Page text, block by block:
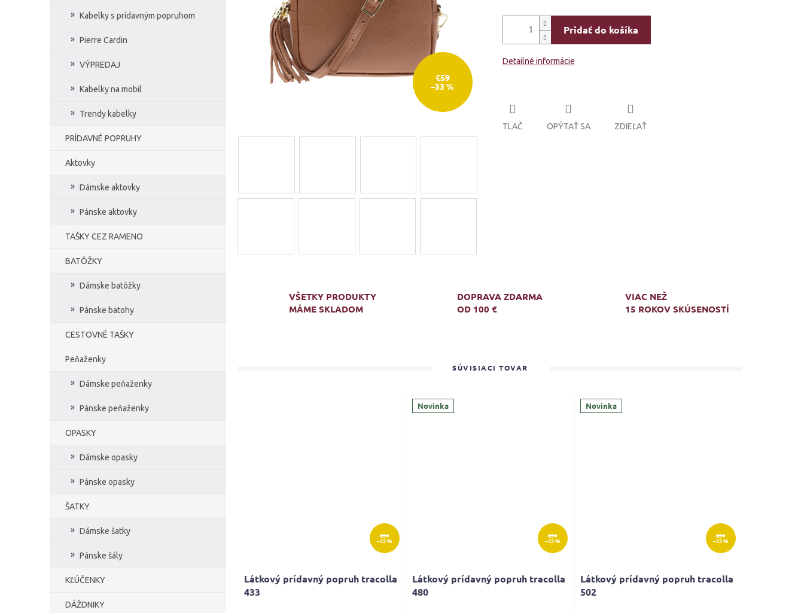
Kabelky s prídavným popruhom
Pierre Cardin
VÝPREDAJ
Kabelky na mobil
Trendy kabelky
PRÍDAVNÉ POPRUHY
Aktovky
Dámske aktovky
Pánske aktovky
TAŠKY CEZ RAMENO
BATÔŽKY
Dámske batôžky
Pánske batohy
CESTOVNÉ TAŠKY
Peňaženky
Dámske peňaženky
Pánske peňaženky
OPASKY
Dámske opasky
Pánske opasky
ŠATKY
Dámske šatky
Pánske šály
KĽÚČENKY
DÁŽDNIKY
€59
–33 %
Pridať do košíka
Detailné informácie
TLAČ OPÝTAŤ SA ZDIEĽAŤ
VŠETKY PRODUKTY
MÁME SKLADOM
DOPRAVA ZDARMA
OD 100 €
VIAC NEŽ
15 ROKOV SKÚSENOSTÍ
SÚVISIACI TOVAR
€24
–33 %
Látkový prídavný popruh tracolla
433
Novinka
€24
–33 %
Látkový prídavný popruh tracolla
480
Novinka
€24
–33 %
Látkový prídavný popruh tracolla
502